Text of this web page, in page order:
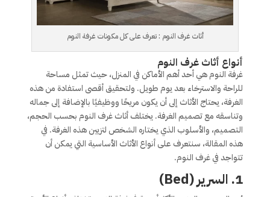
أثاث غرف النوم : تعرف على كل مكونات غرفة النوم
أنواع أثاث غرف النوم
غرفة النوم هي أحد أهم الأماكن في المنزل، حيث تمثل مساحة
للراحة والاسترخاء بعد يوم طويل. ولتحقيق أقصى استفادة من هذه
الغرفة، يحتاج الأثاث إلى أن يكون مريحًا ووظيفيًا بالإضافة إلى جماله
وتناسقه مع تصميم الغرفة. يختلف أثاث غرف النوم بحسب الحجم،
التصميم، والأسلوب الذي يختاره الشخص لتزيين هذه الغرفة. في
هذه المقالة، سنتعرف على أنواع الأثاث الأساسية التي يمكن أن
تتواجد في غرف النوم.
1. السرير (Bed)